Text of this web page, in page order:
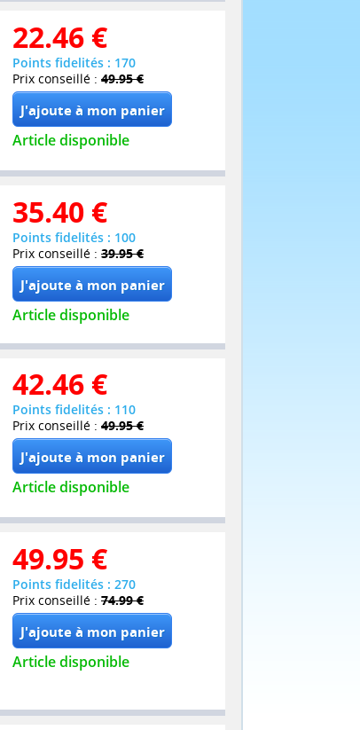
22.46 €
Points fidelités : 170
Prix conseillé : 49.95 €
Article disponible
35.40 €
Points fidelités : 100
Prix conseillé : 39.95 €
Article disponible
42.46 €
Points fidelités : 110
Prix conseillé : 49.95 €
Article disponible
49.95 €
Points fidelités : 270
Prix conseillé : 74.99 €
Article disponible